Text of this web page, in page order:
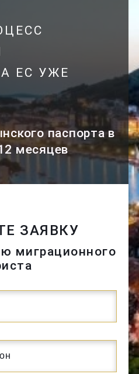
ЕС УЖЕ
паспорта в
месяцев
ЗАЯВКУ
миграционного